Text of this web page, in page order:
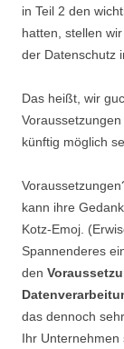
in Teil 2 den
hatten, stellen
der Datenschutz
Das heißt, wir
künftig möglich
kann ihre
Kotz-Emoj.
Spannenderes
den
das dennoch
Ihr Unternehmen